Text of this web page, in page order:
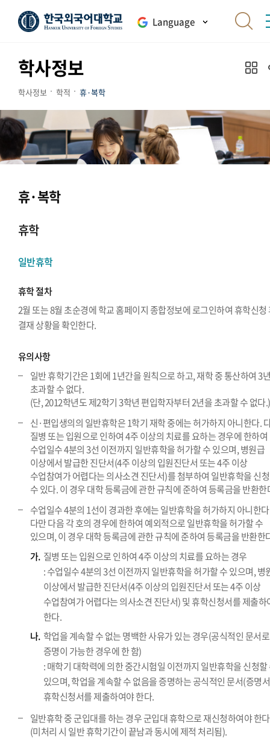
Language
학사정보
학사정보 학적 휴·복학
휴·복학
휴학
일반휴학
휴학 절차
2월 또는 8월 초순경에 학교 홈페이지 종합정보에 로그인하여 휴학신청
결재 상황을 확인한다.
유의사항
일반 휴학기간은 1회에 1년간을 원칙으로 하고, 재학 중 통산하여 3
초과할 수 없다.
(단, 2012학년도 제2학기 3학년 편입학자부터 2년을 초과할 수 없다.)
신·편입생의의 일반휴학은 1학기 재학 중에는 허가하지 아니한다.
질병 또는 입원으로 인하여 4주 이상의 치료를 요하는 경우에 한하여
수업일수 4분의 3선 이전까지 일반휴학을 허가할 수 있으며, 병원급
이상에서 발급한 진단서(4주 이상의 입원진단서 또는 4주 이상
수업참여가 어렵다는 의사소견 진단서)를 첨부하여 일반휴학을 신
수 있다. 이 경우 대학 등록금에 관한 규칙에 준하여 등록금을 반환한
수업일수 4분의 1선이 경과한 후에는 일반휴학을 허가하지 아니한
다만 다음 각 호의 경우에 한하여 예외적으로 일반휴학을 허가할 수
있으며, 이 경우 대학 등록금에 관한 규칙에 준하여 등록금을 반환한
가. 질병 또는 입원으로 인하여 4주 이상의 치료를 요하는 경우
: 수업일수 4분의 3선 이전까지 일반휴학을 허가할 수 있으며, 병
이상에서 발급한 진단서(4주 이상의 입원진단서 또는 4주 이상
수업참여가 어렵다는 의사소견 진단서) 및 휴학신청서를 제출하
한다.
나. 학업을 계속할 수 없는 명백한 사유가 있는 경우(공식적인 문서로
증명이 가능한 경우에 한 함)
: 매학기 대학력에 의한 중간시험일 이전까지 일반휴학을 신청할
있으며, 학업을 계속할 수 없음을 증명하는 공식적인 문서(증명
휴학신청서를 제출하여야 한다.
일반휴학 중 군입대를 하는 경우 군입대 휴학으로 재신청하여야 한
(미처리 시 일반 휴학기간이 끝남과 동시에 제적 처리됨).